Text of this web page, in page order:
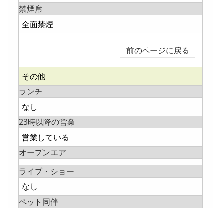
禁煙席
全面禁煙
前のページに戻る
その他
ランチ
なし
23時以降の営業
営業している
オープンエア
ライブ・ショー
なし
ペット同伴